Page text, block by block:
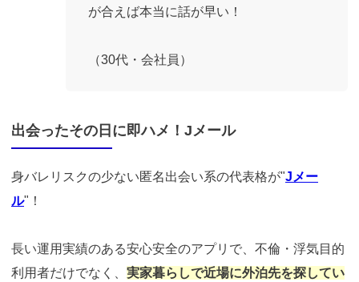
が合えば本当に話が早い！
（30代・会社員）
出会ったその日に即ハメ！Jメール
身バレリスクの少ない匿名出会い系の代表格が"Jメー
ル"！
長い運用実績のある安心安全のアプリで、不倫・浮気目的
利用者だけでなく、 実家暮らしで近場に外泊先を探してい